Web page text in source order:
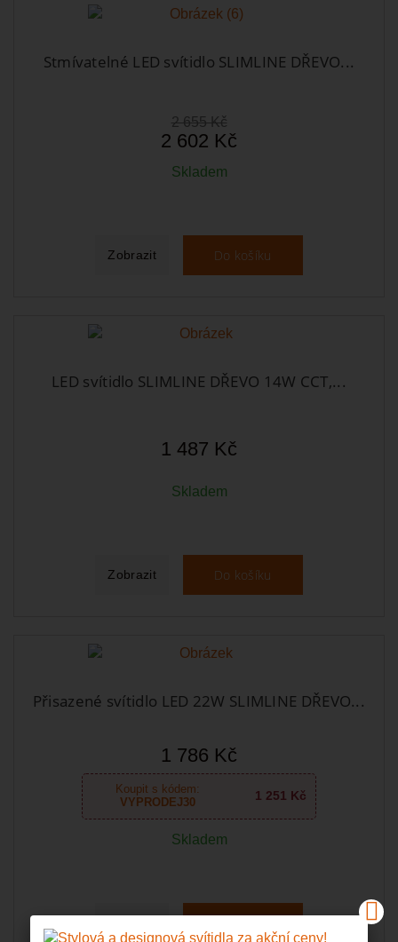
Stmívatelné LED svítidlo SLIMLINE DŘEVO...
2 655 Kč
2 602 Kč
Skladem
Zobrazit Do košíku
LED svítidlo SLIMLINE DŘEVO 14W CCT,...
1 487 Kč
Skladem
Zobrazit Do košíku
Přisazené svítidlo LED 22W SLIMLINE DŘEVO...
1 786 Kč
Koupit s kódem:
VYPRODEJ30
1 251 Kč
Skladem